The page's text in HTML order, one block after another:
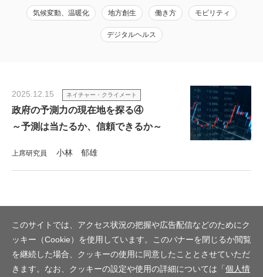
気候変動、温暖化 地方創生 働き方 モビリティ
デジタルヘルス
2025.12.15 ネイチャー・クライメート
政府の予測力の現在地を探る④
～予測は当たるか、信頼できるか～
上席研究員 小林 郁雄
このサイトでは、アクセス状況の把握や広告配信などのためにク
ッキー（Cookie）を使用しています。このバナーを閉じるか閲覧
を継続した場合、クッキーの使用に同意したこととさせていただ
きます。なお、クッキーの設定や使用の詳細については「個人情